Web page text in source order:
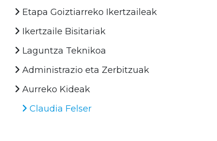
Etapa Goiztiarreko Ikertzaileak
Ikertzaile Bisitariak
Laguntza Teknikoa
Administrazio eta Zerbitzuak
Aurreko Kideak
Claudia Felser